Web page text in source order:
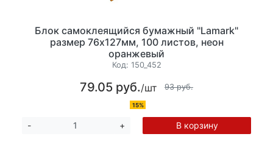
Блок самоклеящийся бумажный "Lamark"
размер 76х127мм, 100 листов, неон
оранжевый
Код: 150_452
79.05 руб./шт 93 руб.
15%
- + В корзину